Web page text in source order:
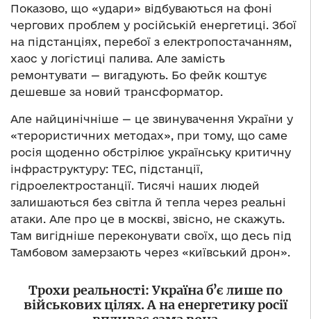
Показово, що «удари» відбуваються на фоні
чергових проблем у російській енергетиці. Збої
на підстанціях, перебої з електропостачанням,
хаос у логістиці палива. Але замість
ремонтувати — вигадують. Бо фейк коштує
дешевше за новий трансформатор.
Але найцинічніше — це звинувачення України у
«терористичних методах», при тому, що саме
росія щоденно обстрілює українську критичну
інфраструктуру: ТЕС, підстанції,
гідроелектростанції. Тисячі наших людей
залишаються без світла й тепла через реальні
атаки. Але про це в москві, звісно, не скажуть.
Там вигідніше переконувати своїх, що десь під
Тамбовом замерзають через «київський дрон».
Трохи реальності: Україна бʼє лише по
військових цілях. А на енергетику росії